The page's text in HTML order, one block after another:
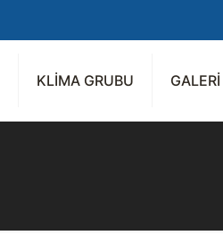
KLİMA GRUBU GALERİ